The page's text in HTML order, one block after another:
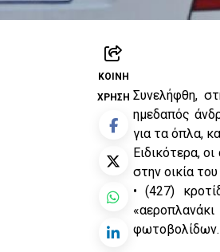
ΚΟΙΝΉ
ΧΡΉΣΗ Συνελήφθη,
ημεδαπός
για τα όπλα,
Ειδικότερα,
στην οικία
• (427)
φωτοβολίδων.